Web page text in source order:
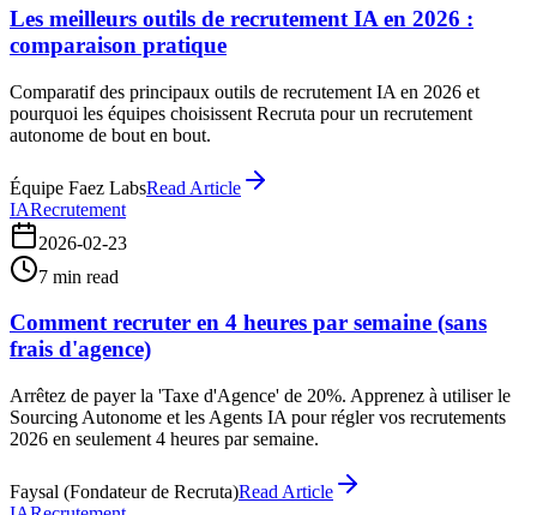
Les meilleurs outils de recrutement IA en 2026 :
comparaison pratique
Comparatif des principaux outils de recrutement IA en 2026 et
pourquoi les équipes choisissent Recruta pour un recrutement
autonome de bout en bout.
Équipe Faez LabsRead Article
IARecrutement
2026-02-23
7 min read
Comment recruter en 4 heures par semaine (sans
frais d'agence)
Arrêtez de payer la 'Taxe d'Agence' de 20%. Apprenez à utiliser le
Sourcing Autonome et les Agents IA pour régler vos recrutements
2026 en seulement 4 heures par semaine.
Faysal (Fondateur de Recruta)Read Article